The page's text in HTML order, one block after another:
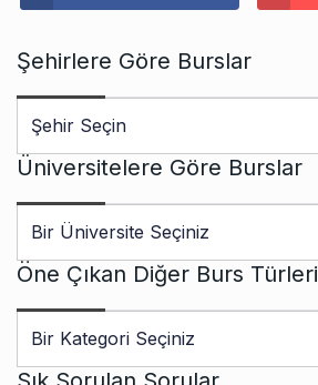
Şehirlere Göre Burslar
Üniversitelere Göre Burslar
Öne Çıkan Diğer Burs Türleri